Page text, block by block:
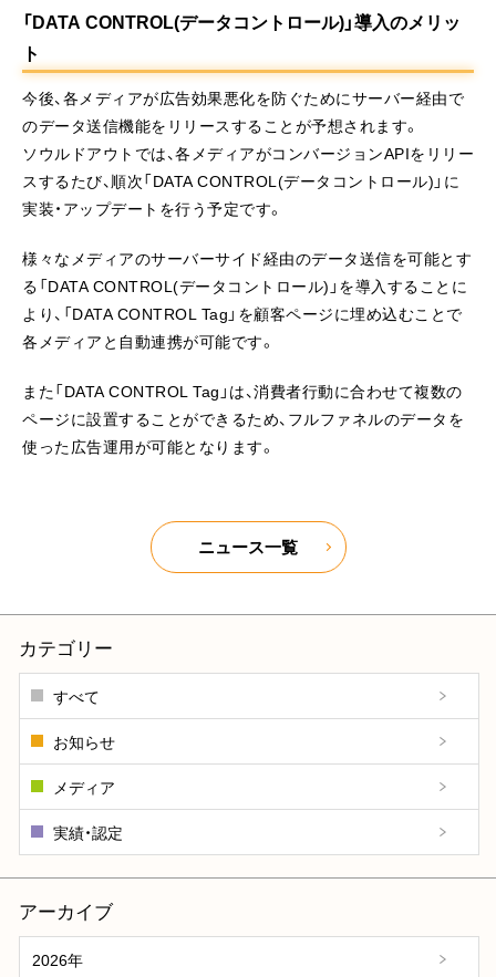
「DATA CONTROL(データコントロール)」導入のメリッ
ト
今後、各メディアが広告効果悪化を防ぐためにサーバー経由で
のデータ送信機能をリリースすることが予想されます。
ソウルドアウトでは、各メディアがコンバージョンAPIをリリー
スするたび、順次「DATA CONTROL(データコントロール)」に
実装・アップデートを行う予定です。
様々なメディアのサーバーサイド経由のデータ送信を可能とす
る「DATA CONTROL(データコントロール)」を導入することに
より、「DATA CONTROL Tag」を顧客ページに埋め込むことで
各メディアと自動連携が可能です。
また「DATA CONTROL Tag」は、消費者行動に合わせて複数の
ページに設置することができるため、フルファネルのデータを
使った広告運用が可能となります。
ニュース一覧
カテゴリー
すべて
お知らせ
メディア
実績・認定
アーカイブ
2026年